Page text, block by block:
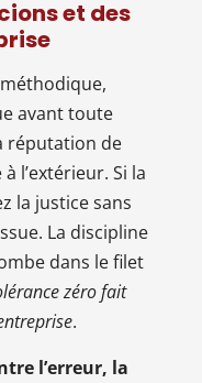
et des
avant toute
réputation de
l’extérieur. Si la
la justice sans
La discipline
dans le filet
zéro fait
.
l’erreur, la